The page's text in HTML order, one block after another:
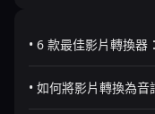
• 6 款最佳影片轉換器
• 如何將影片轉換為